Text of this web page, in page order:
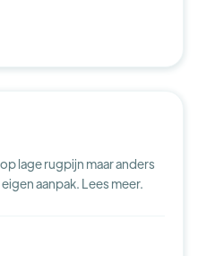
lage rugpijn maar anders
aanpak. Lees meer.